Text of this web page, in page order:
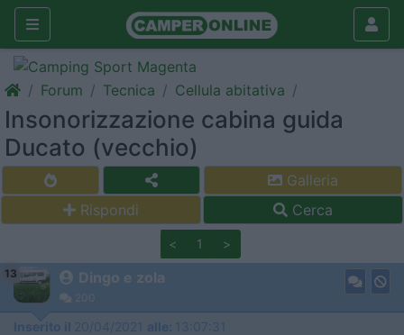
Forum Tecnica Cellula abitativa
Insonorizzazione cabina guida
Ducato (vecchio)
Galleria
Rispondi
Cerca
< 1 >
13 Dingo e zola
200
Inserito il 20/04/2021 alle: 13:07:31